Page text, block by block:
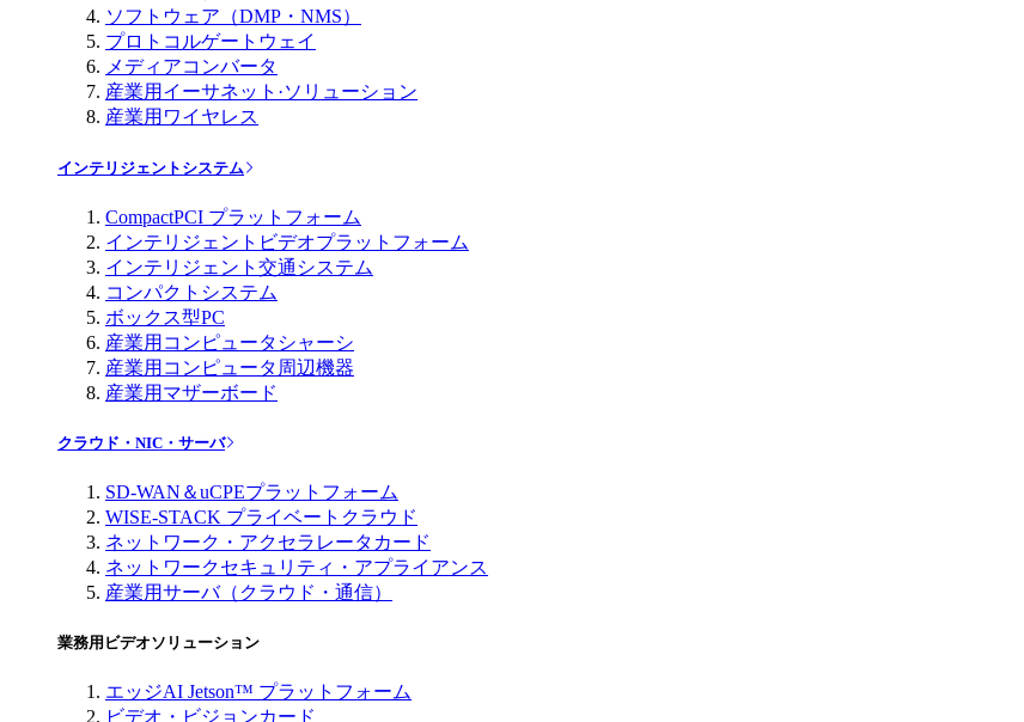
ソフトウェア（DMP・NMS）
プロトコルゲートウェイ
メディアコンバータ
産業用イーサネット·ソリューション
産業用ワイヤレス
インテリジェントシステム
CompactPCI プラットフォーム
インテリジェントビデオプラットフォーム
インテリジェント交通システム
コンパクトシステム
ボックス型PC
産業用コンピュータシャーシ
産業用コンピュータ周辺機器
産業用マザーボード
クラウド・NIC・サーバ
SD-WAN＆uCPEプラットフォーム
WISE-STACK プライベートクラウド
ネットワーク・アクセラレータカード
ネットワークセキュリティ・アプライアンス
産業用サーバ（クラウド・通信）
業務用ビデオソリューション
エッジAI Jetson™ プラットフォーム
ビデオ・ビジョンカード